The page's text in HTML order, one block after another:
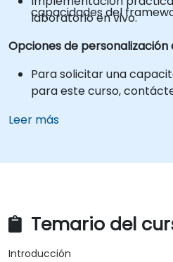
capacidades del
laboratorio en vivo.
Opciones de personalización
Para solicitar una
para este curso,
Leer más
Temario del
Introducción